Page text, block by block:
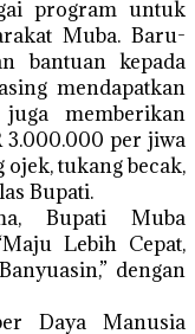
program untuk
Muba. Baru-
bantuan kepada
mendapatkan
memberikan
3.000.000 per jiwa
tukang becak,
Bupati.
Bupati Muba
Lebih Cepat,
dengan
Daya Manusia